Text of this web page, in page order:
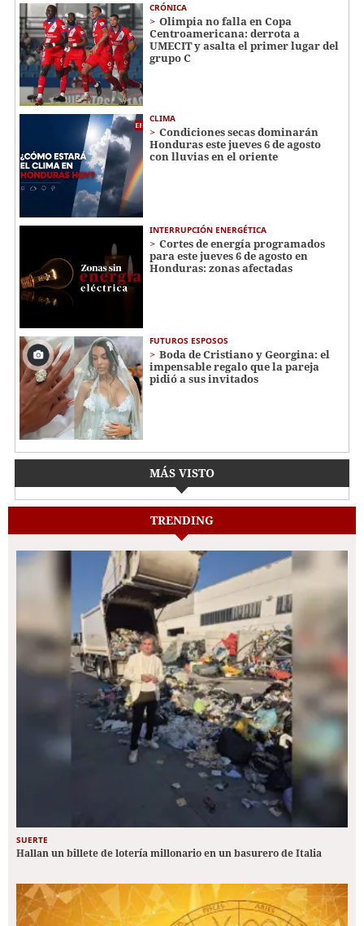
CRÓNICA
Olimpia no falla en Copa
Centroamericana: derrota a
UMECIT y asalta el primer lugar del
grupo C
CLIMA
Condiciones secas dominarán
Honduras este jueves 6 de agosto
con lluvias en el oriente
INTERRUPCIÓN ENERGÉTICA
Cortes de energía programados
para este jueves 6 de agosto en
Honduras: zonas afectadas
FUTUROS ESPOSOS
Boda de Cristiano y Georgina: el
impensable regalo que la pareja
pidió a sus invitados
MÁS VISTO
TRENDING
SUERTE
Hallan un billete de lotería millonario en un basurero de Italia